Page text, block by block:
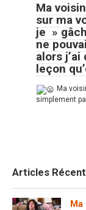
Ma
sur ma
je »
ne
alors
leçon
Ma
simplement
Articles